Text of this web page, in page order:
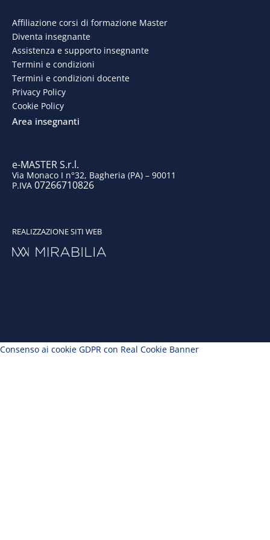
e
b
o
k
k
e
d
t
Affiliazione corsi di formazione Master
Diventa insegnante
Assistenza e supporto insegnante
Termini e condizioni
Termini e condizioni docente
Privacy Policy
Cookie Policy
Area insegnanti
e-MASTER S.r.l.
Via Monaco I n°32, Bagheria (PA) – 90011
P.IVA 07266710826
REALIZZAZIONE SITI WEB
Consenso ai cookie GDPR con Real Cookie Banner